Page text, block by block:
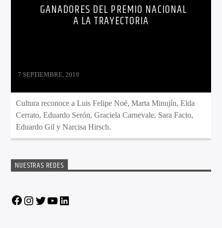
GANADORES DEL PREMIO NACIONAL
A LA TRAYECTORIA
7 SEPTIEMBRE, 2019
Cultura reconoce a Luis Felipe Noé, Marta Minujín, Elda
Cerrato, Eduardo Serón, Graciela Carnevale, Sara Facio,
Eduardo Gil y Narcisa Hirsch.
NUESTRAS REDES
FacebookInstagram
TwitterYouTube